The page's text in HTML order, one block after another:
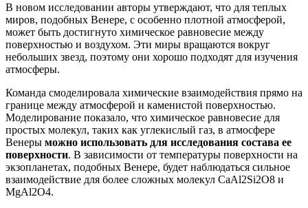
В новом исследовании авторы утверждают, что для теплых
миров, подобных Венере, с особенно плотной атмосферой,
может быть достигнуто химическое равновесие между
поверхностью и воздухом. Эти миры вращаются вокруг
небольших звезд, поэтому они хорошо подходят для изучения
атмосферы.
Команда смоделировала химические взаимодействия прямо на
границе между атмосферой и каменистой поверхностью.
Моделирование показало, что химическое равновесие для
простых молекул, таких как углекислый газ, в атмосфере
Венеры можно использовать для исследования состава ее
поверхности. В зависимости от температуры поверхности на
экзопланетах, подобных Венере, будет наблюдаться сильное
взаимодействие для более сложных молекул CaAl2Si2О8 и
MgAl2O4.